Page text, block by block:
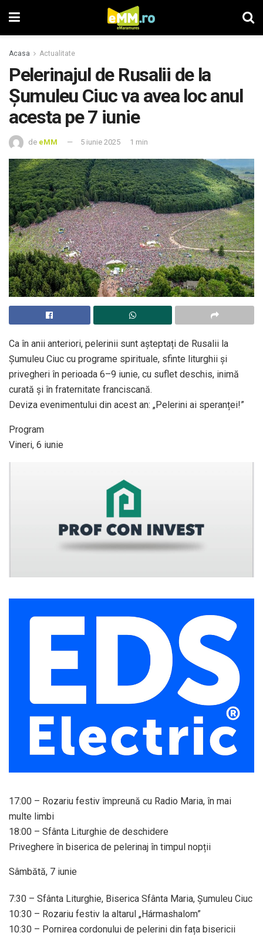
Acasa Actualitate
Pelerinajul de Rusalii de la
Șumuleu Ciuc va avea loc anul
acesta pe 7 iunie
de eMM 5 iunie 2025 1 min
Ca în anii anteriori, pelerinii sunt așteptați de Rusalii la
Șumuleu Ciuc cu programe spirituale, sfinte liturghii și
privegheri în perioada 6–9 iunie, cu suflet deschis, inimă
curată și în fraternitate franciscană.
Deviza evenimentului din acest an: „Pelerini ai speranței!”
Program
Vineri, 6 iunie
17:00 – Rozariu festiv împreună cu Radio Maria, în mai
multe limbi
18:00 – Sfânta Liturghie de deschidere
Priveghere în biserica de pelerinaj în timpul nopții
Sâmbătă, 7 iunie
7:30 – Sfânta Liturghie, Biserica Sfânta Maria, Șumuleu Ciuc
10:30 – Rozariu festiv la altarul „Hármashalom”
10:30 – Pornirea cordonului de pelerini din fața bisericii